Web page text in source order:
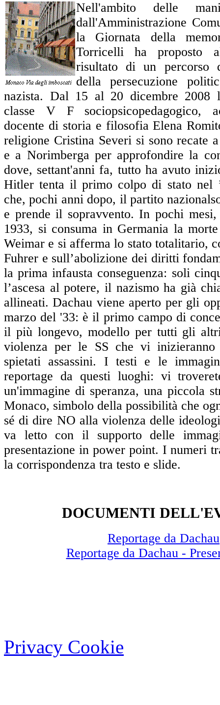
Nell'ambito delle
dall'Amministrazione
la Giornata della
Torricelli ha proposto
risultato di un percorso
della persecuzione
nazista. Dal 15 al 20 dicembre 2008
classe V F sociopsicopedagogico,
docente di storia e filosofia Elena
religione Cristina Severi si sono recate
e a Norimberga per approfondire la
dove, settant'anni fa, tutto ha avuto
Hitler tenta il primo colpo di stato nel
che, pochi anni dopo, il partito
e prende il sopravvento. In pochi
1933, si consuma in Germania la
Weimar e si afferma lo stato totalitario,
Fuhrer e sull’abolizione dei diritti
la prima infausta conseguenza: soli
l’ascesa al potere, il nazismo ha già
allineati. Dachau viene aperto per gli
marzo del '33: è il primo campo di
il più longevo, modello per tutti gli
violenza per le SS che vi
spietati assassini. I testi e le
reportage da questi luoghi: vi
un'immagine di speranza, una piccola
Monaco, simbolo della possibilità che
sé di dire NO alla violenza delle
va letto con il supporto delle
presentazione in power point. I numeri
la corrispondenza tra testo e slide.
DOCUMENTI
Reportage da Dachau
Reportage da Dachau -
Privacy Cookie